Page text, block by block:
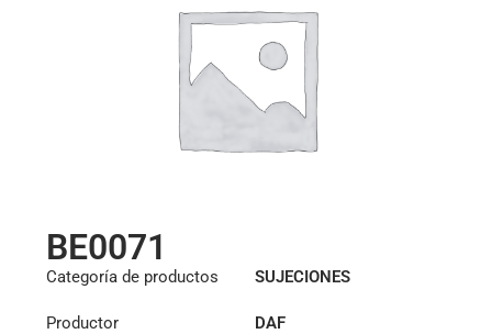
BE0071
Categoría de productos SUJECIONES
Productor DAF